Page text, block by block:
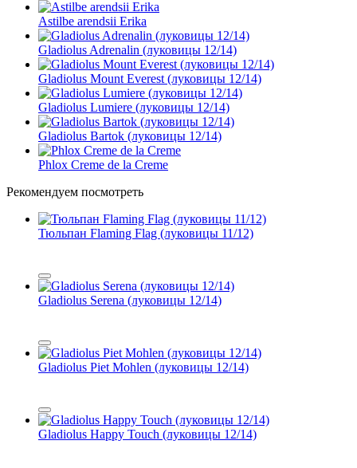
Astilbe arendsii Erika
Gladiolus Adrenalin (луковицы 12/14)
Gladiolus Mount Everest (луковицы 12/14)
Gladiolus Lumiere (луковицы 12/14)
Gladiolus Bartok (луковицы 12/14)
Phlox Creme de la Creme
Рекомендуем посмотреть
Тюльпан Flaming Flag (луковицы 11/12)
Gladiolus Serena (луковицы 12/14)
Gladiolus Piet Mohlen (луковицы 12/14)
Gladiolus Happy Touch (луковицы 12/14)